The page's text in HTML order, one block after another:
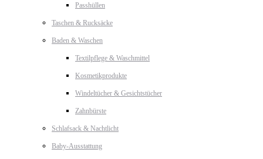
Passhüllen
Taschen & Rucksäcke
Baden & Waschen
Textilpflege & Waschmittel
Kosmetikprodukte
Windeltücher & Gesichtstücher
Zahnbürste
Schlafsack & Nachtlicht
Baby-Ausstattung